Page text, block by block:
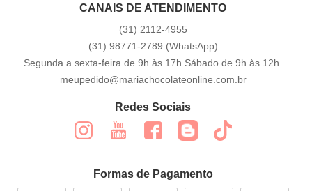
CANAIS DE ATENDIMENTO
(31) 2112-4955
(31) 98771-2789 (WhatsApp)
Segunda a sexta-feira de 9h às 17h.Sábado de 9h às 12h.
meupedido@mariachocolateonline.com.br
Redes Sociais
Formas de Pagamento